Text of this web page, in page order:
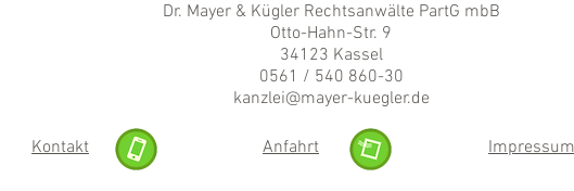
Dr. Mayer & Kügler Rechtsanwälte PartG mbB
Otto-Hahn-Str. 9
34123 Kassel
0561 / 540 860-30
kanzlei@mayer-kuegler.de
Anfahrt Impressum
Kontakt